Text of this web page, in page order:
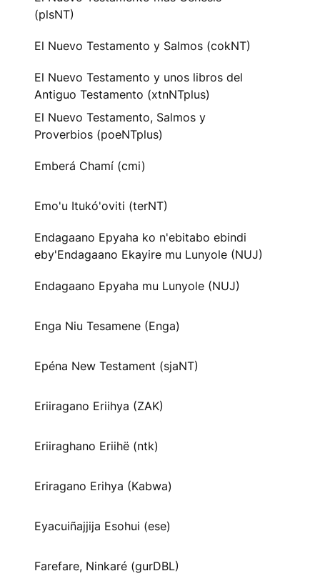
(plsNT)
El Nuevo Testamento y Salmos (cokNT)
El Nuevo Testamento y unos libros del
Antiguo Testamento (xtnNTplus)
El Nuevo Testamento, Salmos y
Proverbios (poeNTplus)
Emberá Chamí (cmi)
Emo'u Itukó'oviti (terNT)
Endagaano Epyaha ko n'ebitabo ebindi
eby'Endagaano Ekayire mu Lunyole (NUJ)
Endagaano Epyaha mu Lunyole (NUJ)
Enga Niu Tesamene (Enga)
Epéna New Testament (sjaNT)
Eriiragano Eriihya (ZAK)
Eriiraghano Eriihë (ntk)
Eriragano Erihya (Kabwa)
Eyacuiñajjija Esohui (ese)
Farefare, Ninkaré (gurDBL)